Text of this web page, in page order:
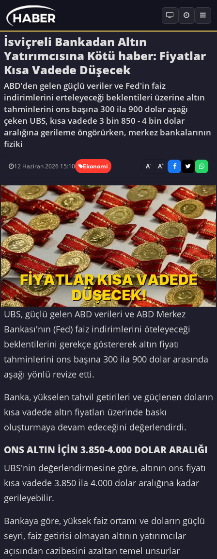
İsviçreli Bankadan Altın
Yatırımcısına Kötü haber: Fiyatlar
Kısa Vadede Düşecek
ABD'den gelen güçlü veriler ve Fed'in faiz
indirimlerini erteleyeceği beklentileri üzerine altın
tahminlerini ons başına 300 ila 900 dolar aşağı
çeken UBS, kısa vadede 3 bin 850 - 4 bin dolar
aralığına gerileme öngörürken, merkez bankalarının
fiziki
12 Haziran 2026 15:10 Ekonomi A- A+
UBS, güçlü gelen ABD verileri ve ABD Merkez
Bankası'nın (Fed) faiz indirimlerini öteleyeceği
beklentilerini gerekçe göstererek altın fiyatı
tahminlerini ons başına 300 ila 900 dolar arasında
aşağı yönlü revize etti.
Banka, yükselen tahvil getirileri ve güçlenen doların
kısa vadede altın fiyatları üzerinde baskı
oluşturmaya devam edeceğini değerlendirdi.
ONS ALTIN İÇİN 3.850-4.000 DOLAR ARALIĞI
UBS'nin değerlendirmesine göre, altının ons fiyatı
kısa vadede 3.850 ila 4.000 dolar aralığına kadar
gerileyebilir.
Bankaya göre, yüksek faiz ortamı ve doların güçlü
seyri, faiz getirisi olmayan altının yatırımcılar
açısından cazibesini azaltan temel unsurlar